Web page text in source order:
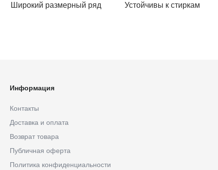
Широкий размерный ряд Устойчивы к стиркам
Информация
Контакты
Доставка и оплата
Возврат товара
Публичная оферта
Политика конфиденциальности